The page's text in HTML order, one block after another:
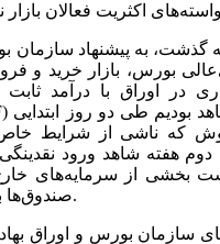
گذشت، به پیشنهاد سازمان
بورس، بازار خرید و
در اوراق با درآمد ثابت
که ناشی از شرایط
هفته شاهد ورود نقدینگی
بخشی از سرمایه‌های
صندوق‌ها به بازار بودیم.
سازمان بورس و اوراق